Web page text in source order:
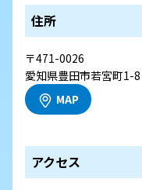
住所
〒471-0026
愛知県豊田市若宮町1-
MAP
アクセス